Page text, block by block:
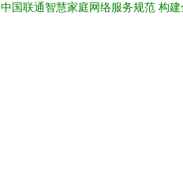
中国联通智慧家庭网络服务规范 构建